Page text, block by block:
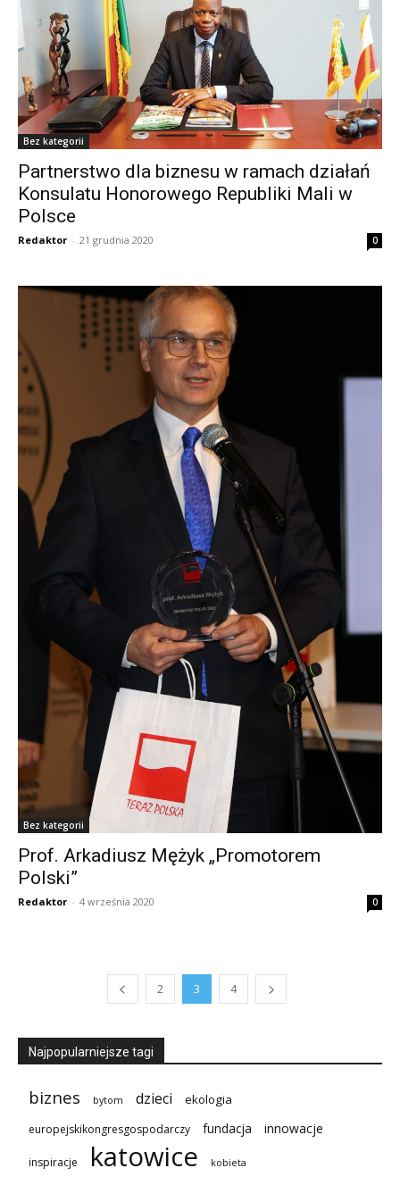
Bez kategorii
Partnerstwo dla biznesu w ramach działań
Konsulatu Honorowego Republiki Mali w
Polsce
Redaktor - 21 grudnia 2020 0
Bez kategorii
Prof. Arkadiusz Mężyk „Promotorem
Polski”
Redaktor - 4 września 2020 0
2 3 4
Najpopularniejsze tagi
biznes bytom dzieci ekologia
europejskikongresgospodarczy fundacja innowacje
inspiracje katowice kobieta